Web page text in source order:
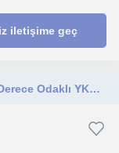
iletişime geç
PAU Okul Öncesi 4. Sınıf Öğrencisinden Derece Odaklı YKS Türkçe ve Koçluk